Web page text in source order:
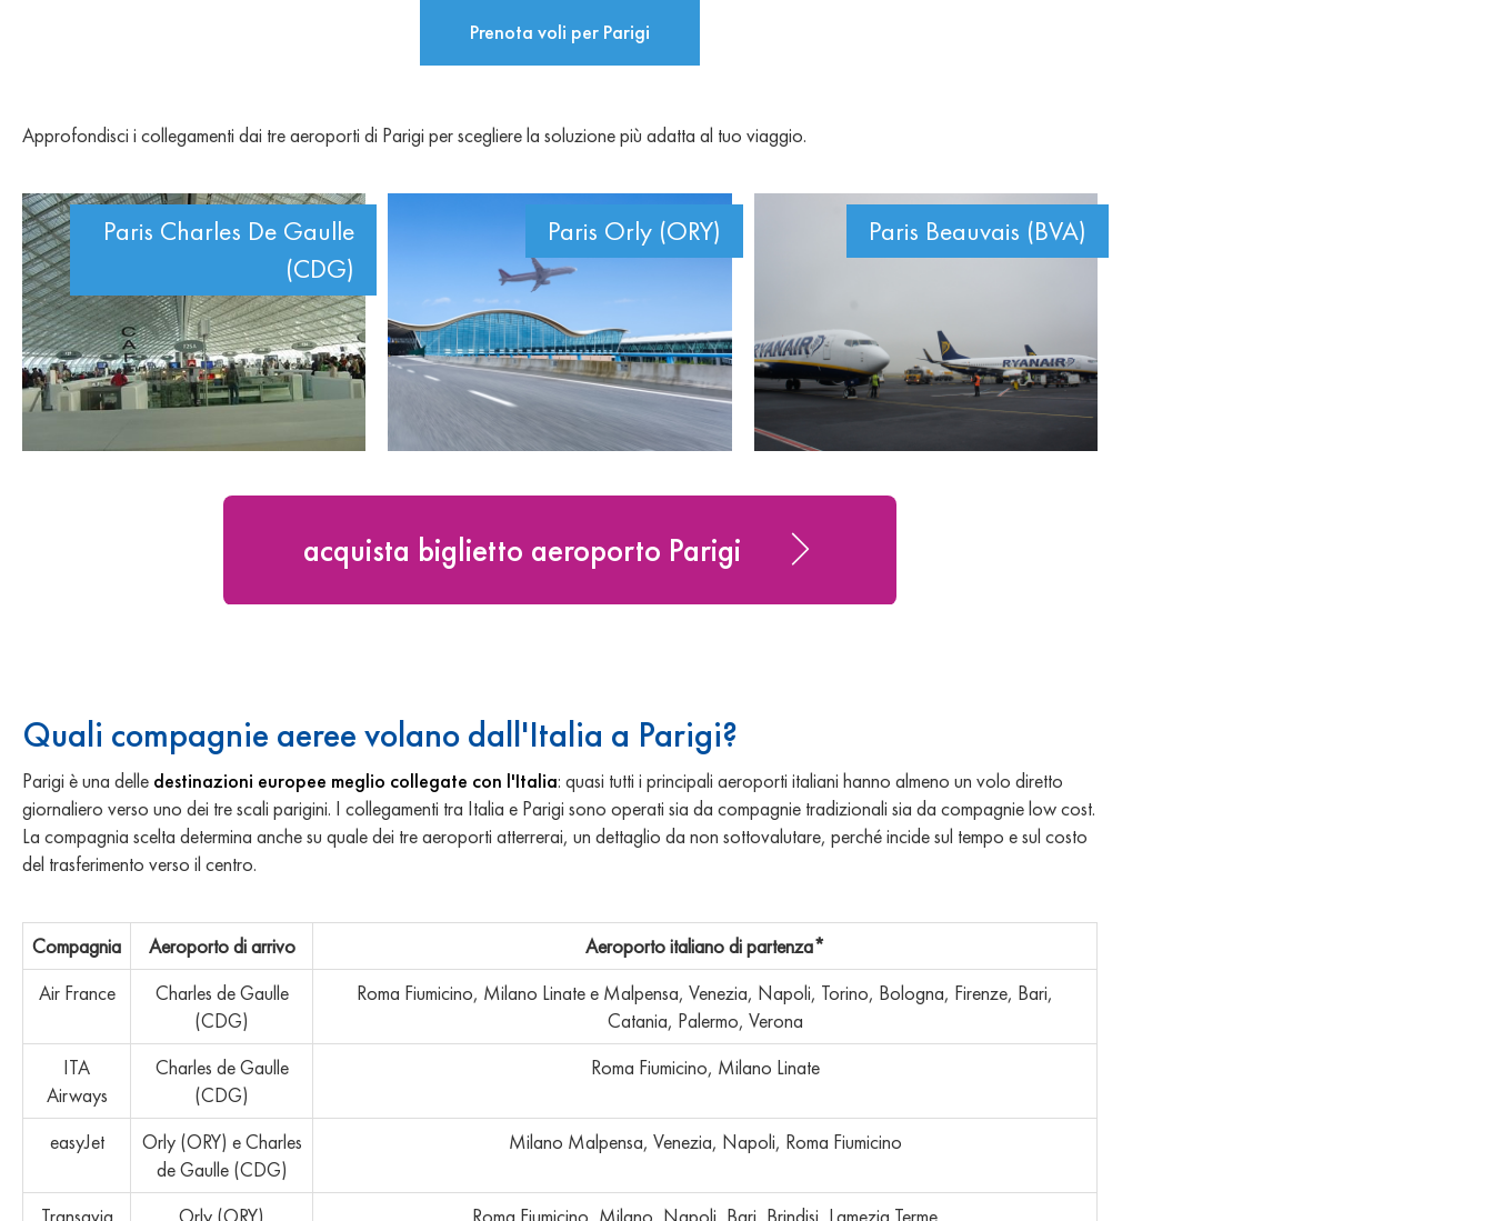
Prenota voli per Parigi
Approfondisci i collegamenti dai tre aeroporti di Parigi per scegliere la soluzione più adatta al tuo viaggio.
Paris Charles De Gaulle
(CDG)
Paris Orly (ORY) Paris Beauvais (BVA)
acquista biglietto aeroporto Parigi
Quali compagnie aeree volano dall'Italia a Parigi?
Parigi è una delle destinazioni europee meglio collegate con l'Italia: quasi tutti i principali aeroporti italiani hanno almeno un volo diretto
giornaliero verso uno dei tre scali parigini. I collegamenti tra Italia e Parigi sono operati sia da compagnie tradizionali sia da compagnie low cost.
La compagnia scelta determina anche su quale dei tre aeroporti atterrerai, un dettaglio da non sottovalutare, perché incide sul tempo e sul costo
del trasferimento verso il centro.
Compagnia Aeroporto di arrivo
Aeroporto italiano di partenza*
Air France
Charles de Gaulle
(CDG)
Roma Fiumicino, Milano Linate e Malpensa, Venezia, Napoli, Torino, Bologna, Firenze, Bari,
Catania, Palermo, Verona
ITA
Airways
Charles de Gaulle
(CDG)
Roma Fiumicino, Milano Linate
easyJet
Orly (ORY) e Charles
de Gaulle (CDG)
Milano Malpensa, Venezia, Napoli, Roma Fiumicino